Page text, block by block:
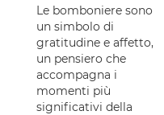
Le bomboniere sono
un simbolo di
gratitudine e affetto,
un pensiero che
accompagna i
momenti più
significativi della